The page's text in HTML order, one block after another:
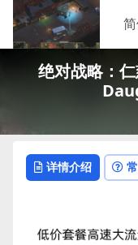
绝对战略：
详情介绍